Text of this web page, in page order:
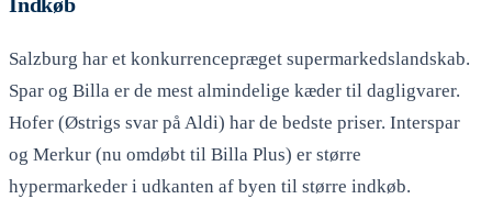
Indkøb
Salzburg har et konkurrencepræget supermarkedslandskab.
Spar og Billa er de mest almindelige kæder til dagligvarer.
Hofer (Østrigs svar på Aldi) har de bedste priser. Interspar
og Merkur (nu omdøbt til Billa Plus) er større
hypermarkeder i udkanten af byen til større indkøb.